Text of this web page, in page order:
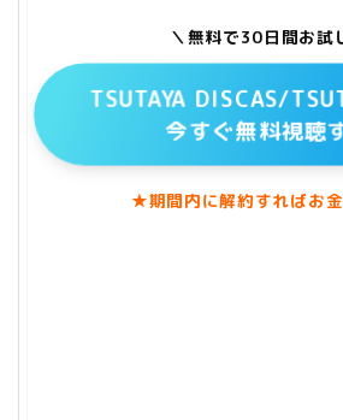
＼無料で30日間お試
TSUTAYA DISCAS/
今すぐ無料視聴
★期間内に解約すればお